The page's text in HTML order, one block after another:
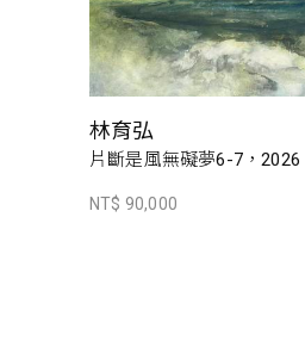
林育弘
片斷是風無礙夢6-7，2026
NT$ 90,000